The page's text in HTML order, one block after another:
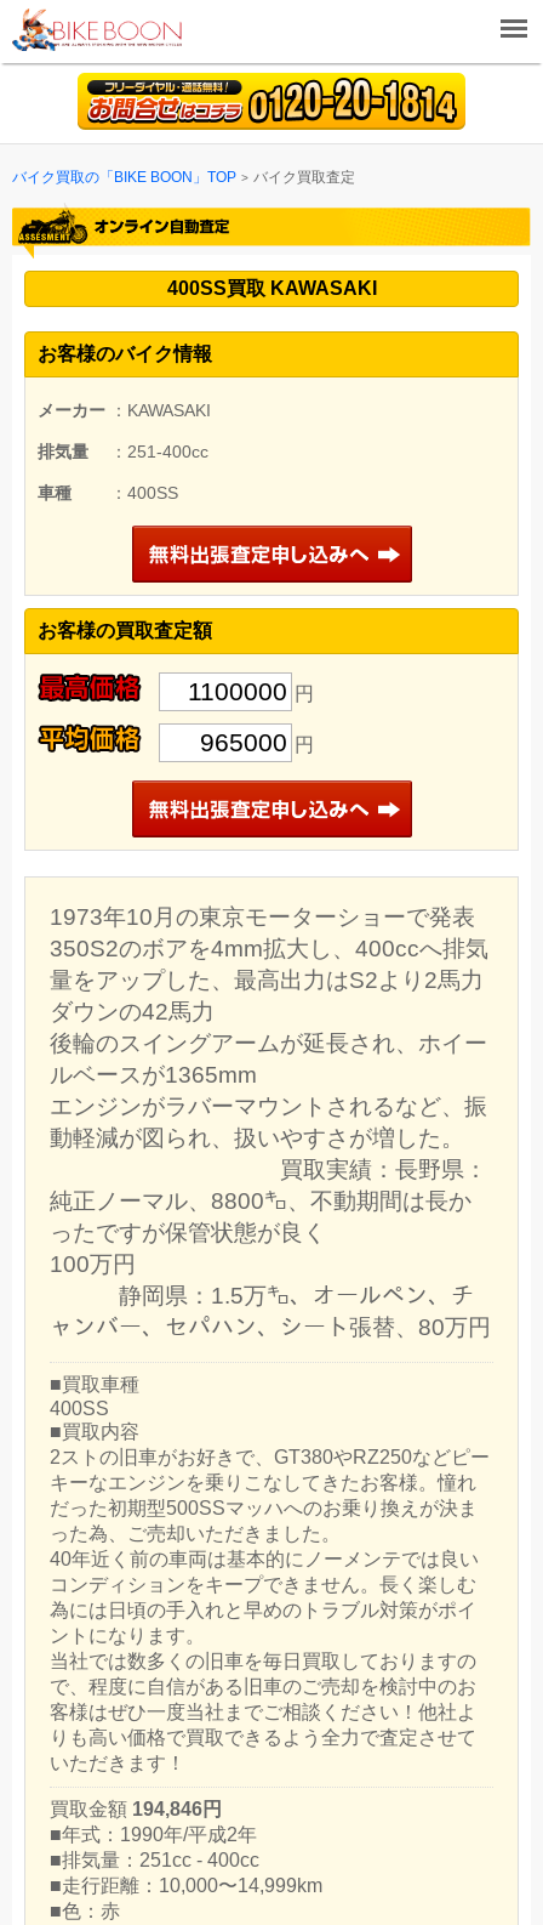
バイク買取の「BIKE BOON」TOP バイク買取査定
400SS買取 KAWASAKI
お客様のバイク情報
メーカー ：KAWASAKI
排気量 ：251-400cc
車種 ：400SS
お客様の買取査定額
1100000 円
965000 円
1973年10月の東京モーターショーで発表
350S2のボアを4mm拡大し、400ccへ排気
量をアップした、最高出力はS2より2馬力
ダウンの42馬力
後輪のスイングアームが延長され、ホイー
ルベースが1365mm
エンジンがラバーマウントされるなど、振
動軽減が図られ、扱いやすさが増した。
買取実績：長野県：
純正ノーマル、8800㌔、不動期間は長か
ったですが保管状態が良く
100万円
静岡県：1.5万㌔、オールペン、チ
ャンバー、セパハン、シート張替、80万円
■買取車種
400SS
■買取内容
2ストの旧車がお好きで、GT380やRZ250などピー
キーなエンジンを乗りこなしてきたお客様。憧れ
だった初期型500SSマッハへのお乗り換えが決ま
った為、ご売却いただきました。
40年近く前の車両は基本的にノーメンテでは良い
コンディションをキープできません。長く楽しむ
為には日頃の手入れと早めのトラブル対策がポイ
ントになります。
当社では数多くの旧車を毎日買取しておりますの
で、程度に自信がある旧車のご売却を検討中のお
客様はぜひ一度当社までご相談ください！他社よ
りも高い価格で買取できるよう全力で査定させて
いただきます！
買取金額 194,846円
■年式：1990年/平成2年
■排気量：251cc - 400cc
■走行距離：10,000〜14,999km
■色：赤